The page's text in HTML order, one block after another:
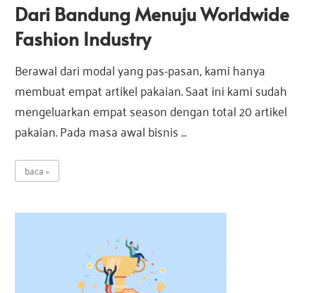
Dari Bandung Menuju Worldwide
Fashion Industry
Berawal dari modal yang pas-pasan, kami hanya
membuat empat artikel pakaian. Saat ini kami sudah
mengeluarkan empat season dengan total 20 artikel
pakaian. Pada masa awal bisnis …
baca